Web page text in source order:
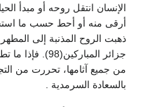
الإنسان انتقل روحه أو مبدأ
أرقى منه أو أحط حسب ما
ذهبت الروح المذنبة إلى
جزائر
من جميع آثامها، تحررت من
بالسعادة السرمدية .